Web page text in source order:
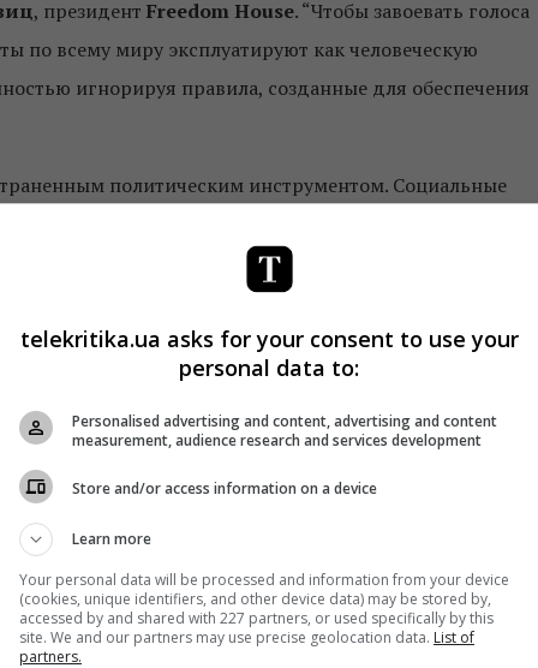
, президент Freedom House. “Чтобы завоевать голоса
по всему миру эксплуатируют как человеческую
игнорируя правила, созданные для обеспечения
политическим инструментом. Социальные
в как минимум
Часто это происходило в преддверии выборов
фейковые аккаунты и ботов для манипуляции
формирования мнений онлайн и преследования
за поведением граждан в интернете для
угроз. По результатам исследования, в 40 странах из
социальных сетей. Такие системы массового
между пользователями, истолковывать их посты и
telekritika.ua asks for your consent to use your
personal data to:
Personalised advertising and content, advertising and content
measurement, audience research and services development
Store and/or access information on a device
Learn more
Your personal data will be processed and information from your device
(cookies, unique identifiers, and other device data) may be stored by,
accessed by and shared with 227 partners, or used specifically by this
site. We and our partners may use precise geolocation data. List of
partners.